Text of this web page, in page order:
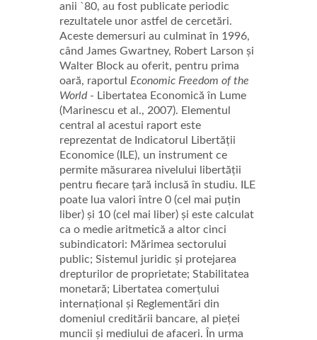
anii `80, au fost publicate periodic
rezultatele unor astfel de cercetări.
Aceste demersuri au culminat în 1996,
când James Gwartney, Robert Larson și
Walter Block au oferit, pentru prima
oară, raportul Economic Freedom of the
World - Libertatea Economică în Lume
(Marinescu et al., 2007). Elementul
central al acestui raport este
reprezentat de Indicatorul Libertății
Economice (ILE), un instrument ce
permite măsurarea nivelului libertății
pentru fiecare țară inclusă în studiu. ILE
poate lua valori între 0 (cel mai puțin
liber) și 10 (cel mai liber) și este calculat
ca o medie aritmetică a altor cinci
subindicatori: Mărimea sectorului
public; Sistemul juridic și protejarea
drepturilor de proprietate; Stabilitatea
monetară; Libertatea comerțului
internațional și Reglementări din
domeniul creditării bancare, al pieței
muncii și mediului de afaceri. În urma